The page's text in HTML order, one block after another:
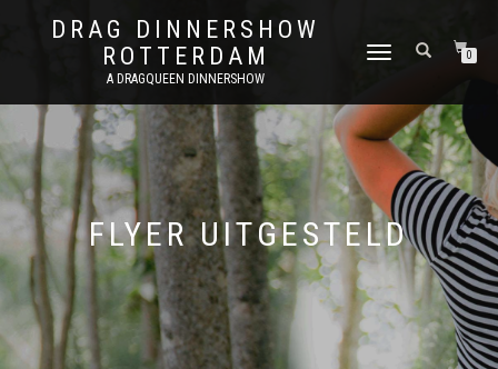
DRAG DINNERSHOW
ROTTERDAM
A DRAGQUEEN DINNERSHOW
SCHAKEL
0
FLYER UITGESTELD